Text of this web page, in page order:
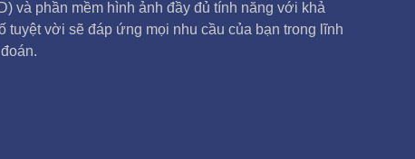
và phần mềm hình ảnh đầy đủ tính năng với khả
tuyệt vời sẽ đáp ứng mọi nhu cầu của bạn trong lĩnh